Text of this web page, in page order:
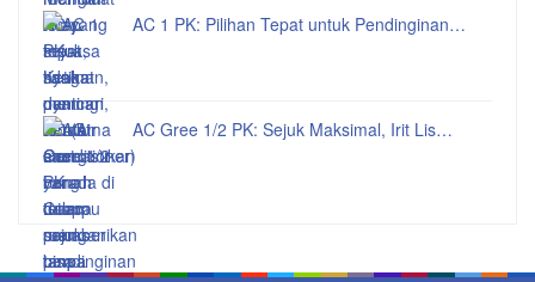
AC 1 PK: Pilihan Tepat untuk Pendinginan…
AC Gree 1/2 PK: Sejuk Maksimal, Irit Lis…